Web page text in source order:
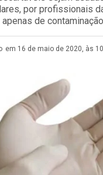
por profissionais
de
em 16 de maio de 2020, às